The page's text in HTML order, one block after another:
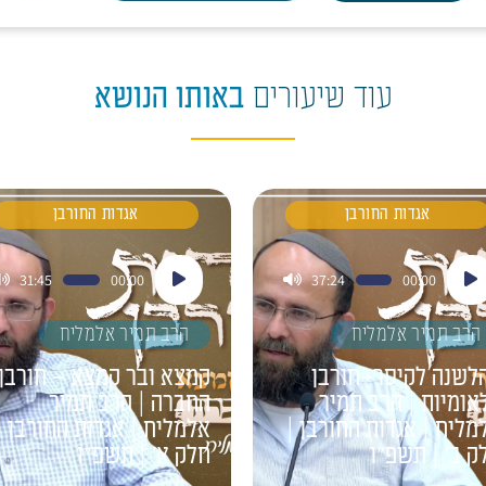
עוד שיעורים באותו הנושא
אגדות החורבן
00:00
37:24
הרב תמיר אלמליח
לקיסר- חורבן
| הרב תמיר
| אגדות החורבן |
ב' | תשפ"ו
אגדות החורבן
נגן
אודיו
00:00
31:45
הרב תמיר אלמליח
קמצא ובר קמצא –
החברה | הרב תמיר
אלמליח | אגדות
חלק א' | תשפ"ו